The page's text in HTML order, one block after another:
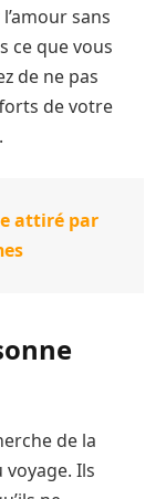
sans
ce que vous
de ne pas
de votre
attiré par
de la
Ils